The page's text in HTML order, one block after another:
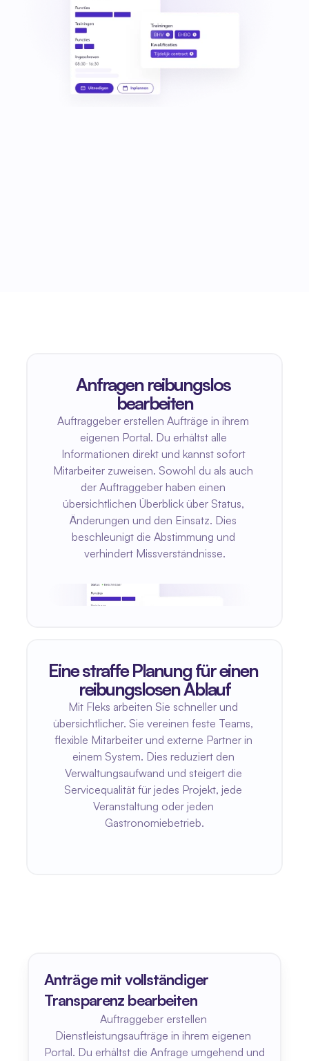
Anträge mit vollständiger
Transparenz bearbeiten
Auftraggeber erstellen
Dienstleistungsaufträge in ihrem eigenen
Portal. Du erhältst die Anfrage umgehend und
Anfragen reibungslos
bearbeiten
Auftraggeber erstellen Aufträge in ihrem
eigenen Portal. Du erhältst alle
Informationen direkt und kannst sofort
Mitarbeiter zuweisen. Sowohl du als auch
der Auftraggeber haben einen
übersichtlichen Überblick über Status,
Änderungen und den Einsatz. Dies
beschleunigt die Abstimmung und
verhindert Missverständnisse.
Eine straffe Planung für einen
reibungslosen Ablauf
Mit Fleks arbeiten Sie schneller und
übersichtlicher. Sie vereinen feste Teams,
flexible Mitarbeiter und externe Partner in
einem System. Dies reduziert den
Verwaltungsaufwand und steigert die
Servicequalität für jedes Projekt, jede
Veranstaltung oder jeden
Gastronomiebetrieb.